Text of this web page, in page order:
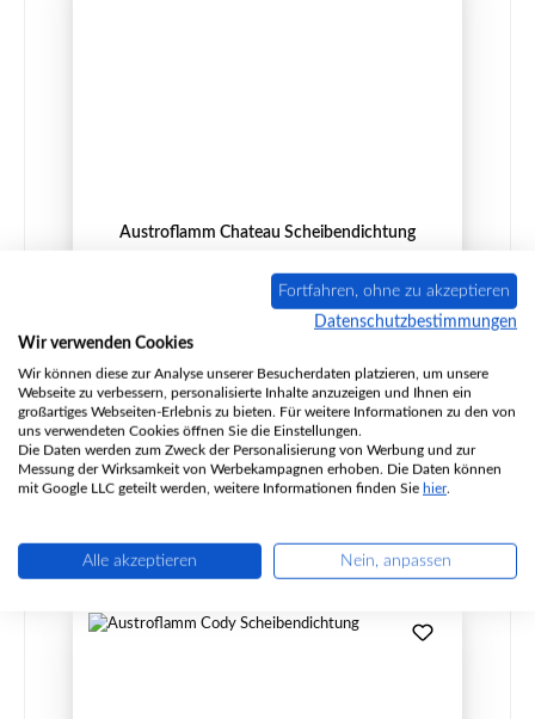
Austroflamm Chateau Scheibendichtung
Produktnummer:
Hersteller:Austroflamm
Inhalt:3 Meter(23,94 € / 1 Meter)
Regulärer Preis:
71,83 €
Sofort verfügbar, Lieferzeit: 2-4 Tage
Fortfahren, ohne zu akzeptieren
Datenschutzbestimmungen
Wir verwenden Cookies
Wir können diese zur Analyse unserer Besucherdaten platzieren, um unsere
Webseite zu verbessern, personalisierte Inhalte anzuzeigen und Ihnen ein
großartiges Webseiten-Erlebnis zu bieten. Für weitere Informationen zu den von
uns verwendeten Cookies öffnen Sie die Einstellungen.
Die Daten werden zum Zweck der Personalisierung von Werbung und zur
Messung der Wirksamkeit von Werbekampagnen erhoben. Die Daten können
mit Google LLC geteilt werden, weitere Informationen finden Sie hier.
Alle akzeptieren Nein, anpassen